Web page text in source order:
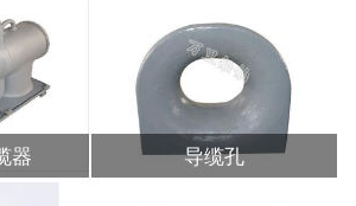
器 导缆孔